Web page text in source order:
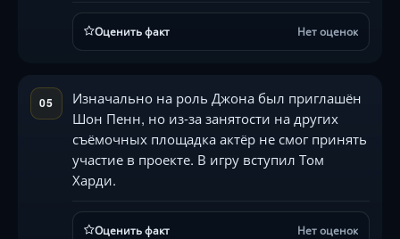
Оценить факт Нет оценок
05
Изначально на роль Джона был приглашён
Шон Пенн, но из-за занятости на других
съёмочных площадка актёр не смог принять
участие в проекте. В игру вступил Том
Харди.
Оценить факт Нет оценок